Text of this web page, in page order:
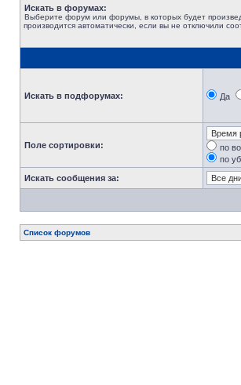
Искать в форумах:
Выберите форум или форумы, в которых будет
производится автоматически, если вы не отключили
Искать в подфорумах: Да
Поле сортировки:
по
по
Искать сообщения за:
Список форумов